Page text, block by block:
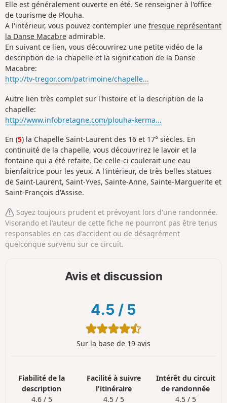
Elle est généralement ouverte en été. Se renseigner à l'office
de tourisme de Plouha.
A l'intérieur, vous pouvez contempler une fresque représentant
la Danse Macabre admirable.
En suivant ce lien, vous découvrirez une petite vidéo de la
description de la chapelle et la signification de la Danse
Macabre:
http://tv-tregor.com/patrimoine/chapelle...
Autre lien très complet sur l'histoire et la description de la
chapelle:
http://www.infobretagne.com/plouha-kerma...
En (5) la Chapelle Saint-Laurent des 16 et 17° siècles. En
continuité de la chapelle, vous découvrirez le lavoir et la
fontaine qui a été refaite. De celle-ci coulerait une eau
bienfaitrice pour les yeux. A l'intérieur, de très belles statues
de Saint-Laurent, Saint-Yves, Sainte-Anne, Sainte-Marguerite et
Saint-François d'Assise.
Soyez toujours prudent et prévoyant lors d'une randonnée.
Visorando et l'auteur de cette fiche ne pourront pas être tenus
responsables en cas d'accident ou de désagrément
quelconque survenu sur ce circuit.
Avis et discussion
4.5 / 5
Sur la base de 19 avis
Fiabilité de la
description
4.6 / 5
Facilité à suivre
l'itinéraire
4.5 / 5
Intérêt du circuit
de randonnée
4.5 / 5